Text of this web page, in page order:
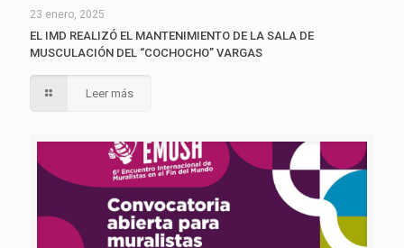
23 enero, 2025
EL IMD REALIZÓ EL MANTENIMIENTO DE LA SALA DE
MUSCULACIÓN DEL “COCHOCHO” VARGAS
Leer más